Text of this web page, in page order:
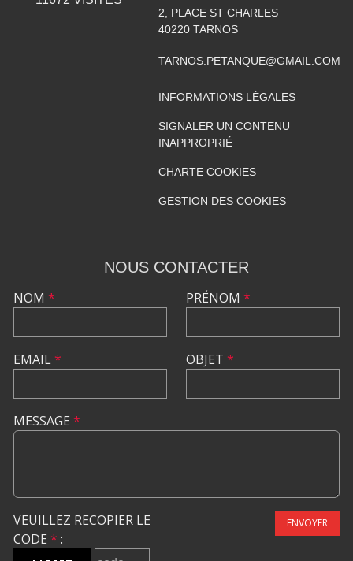
2, PLACE ST CHARLES
40220 TARNOS
TARNOS.PETANQUE@GMAIL.COM
INFORMATIONS LÉGALES
SIGNALER UN CONTENU
INAPPROPRIÉ
CHARTE COOKIES
GESTION DES COOKIES
NOUS CONTACTER
NOM *
EMAIL*
PRÉNOM *
OBJET *
MESSAGE *
VEUILLEZ RECOPIER LE
CODE * :
ENVOYER